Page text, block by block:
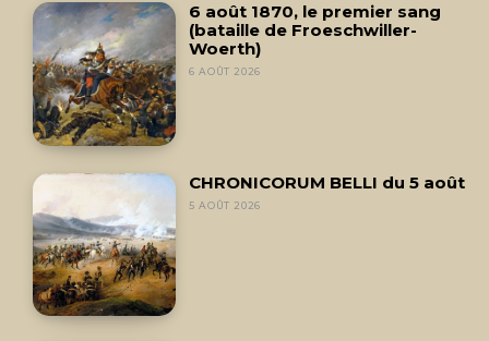
6 août 1870, le premier sang
(bataille de Froeschwiller-
Woerth)
6 AOÛT 2026
CHRONICORUM BELLI du 5 août
5 AOÛT 2026